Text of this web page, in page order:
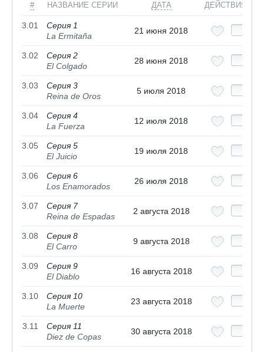
# НАЗВАНИЕ СЕРИИ ДАТА ДЕЙСТВИЯ
3.01
Серия 1
La Ermitaña
21 июня 2018
3.02
Серия 2
El Colgado
28 июня 2018
3.03
Серия 3
Reina de Oros
5 июля 2018
3.04
Серия 4
La Fuerza
12 июля 2018
3.05
Серия 5
El Juicio
19 июля 2018
3.06
Серия 6
Los Enamorados
26 июля 2018
3.07
Серия 7
Reina de Espadas
2 августа 2018
3.08
Серия 8
El Carro
9 августа 2018
3.09
Серия 9
El Diablo
16 августа 2018
3.10
Серия 10
La Muerte
23 августа 2018
3.11
Серия 11
Diez de Copas
30 августа 2018